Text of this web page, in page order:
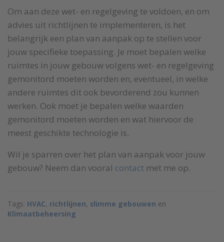
Om aan deze wet- en regelgeving te voldoen, en om
advies uit richtlijnen te implementeren, is het
belangrijk een plan van aanpak op te stellen voor
jouw specifieke toepassing. Je moet bepalen welke
ruimtes in jouw gebouw volgens wet- en regelgeving
gemonitord moeten worden en, eventueel, in welke
andere ruimtes dit ook bevorderend zou kunnen
werken. Ook moet je bepalen welke waarden
gemonitord moeten worden en wat hiervoor de
meest geschikte technologie is.
Wil je sparren over het plan van aanpak voor jouw
gebouw? Neem dan vooral contact met me op.
Tags: HVAC, richtlijnen, slimme gebouwen en
Klimaatbeheersing